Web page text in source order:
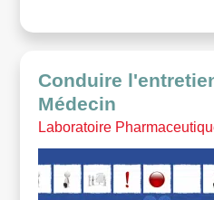
Conduire
Médecin
Laboratoire